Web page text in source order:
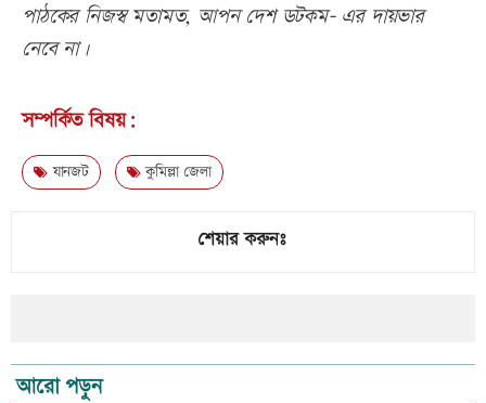
পাঠকের নিজস্ব মতামত, আপন দেশ ডটকম- এর দায়ভার
নেবে না।
সম্পর্কিত বিষয়:
যানজট কুমিল্লা জেলা
শেয়ার করুনঃ
আরো পড়ুন